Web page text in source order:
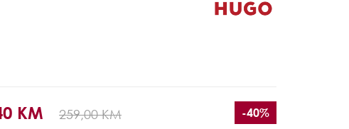
KM 259,00 KM -40%